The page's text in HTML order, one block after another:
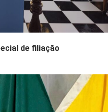
de filiação